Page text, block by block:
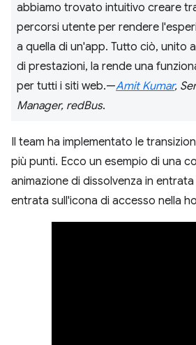
abbiamo trovato intuitivo creare
percorsi utente per rendere
a quella di un'app. Tutto ciò, unito
di prestazioni, la rende una
per tutti i siti web.—Amit Kumar,
Manager, redBus.
Il team ha implementato le
più punti. Ecco un esempio di una
animazione di dissolvenza in
entrata sull'icona di accesso nella